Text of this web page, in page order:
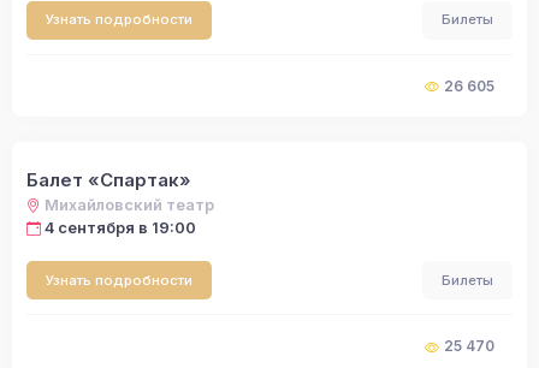
Узнать подробности Билеты
26 605
Балет «Спартак»
Михайловский театр
4 сентября в 19:00
Узнать подробности Билеты
25 470